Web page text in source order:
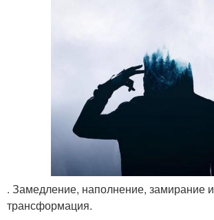
. Замедление, наполнение, замирание и
трансформация.